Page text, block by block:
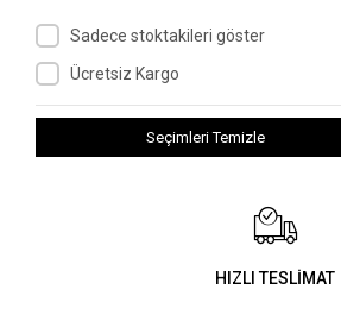
Sadece stoktakileri göster
Ücretsiz Kargo
Seçimleri Temizle
HIZLI TESLİMAT